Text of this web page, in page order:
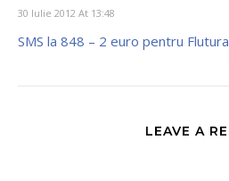
30 Iulie 2012 At 13:48
SMS la 848 – 2 euro pentru
LEAVE A